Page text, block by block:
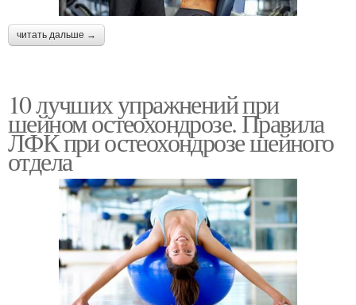
читать дальше →
10 лучших упражнений при
шейном остеохондрозе. Правила
ЛФК при остеохондрозе шейного
отдела